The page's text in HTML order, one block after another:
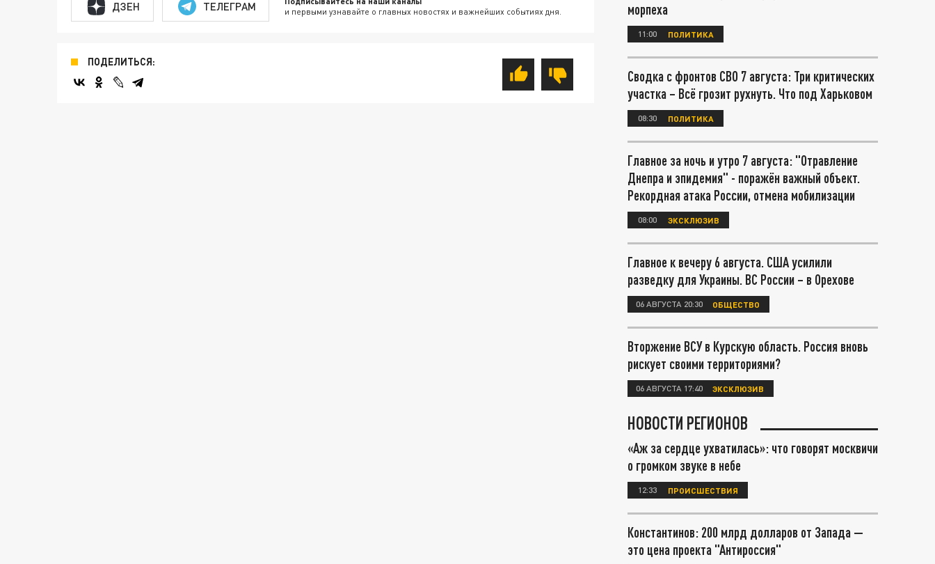
ДЗЕН ТЕЛЕГРАМ и первыми узнавайте о главных новостях и важнейших событиях дня.
ПОДЕЛИТЬСЯ:
морпеха
11:00 ПОЛИТИКА
Сводка с фронтов СВО 7 августа: Три критических
участка – Всё грозит рухнуть. Что под Харьковом
08:30 ПОЛИТИКА
Главное за ночь и утро 7 августа: "Отравление
Днепра и эпидемия" - поражён важный объект.
Рекордная атака России, отмена мобилизации
08:00 ЭКСКЛЮЗИВ
Главное к вечеру 6 августа. США усилили
разведку для Украины. ВС России – в Орехове
06 АВГУСТА 20:30 ОБЩЕСТВО
Вторжение ВСУ в Курскую область. Россия вновь
рискует своими территориями?
06 АВГУСТА 17:40 ЭКСКЛЮЗИВ
НОВОСТИ РЕГИОНОВ
«Аж за сердце ухватилась»: что говорят москвичи
о громком звуке в небе
12:33 ПРОИСШЕСТВИЯ
Константинов: 200 млрд долларов от Запада —
это цена проекта "Антироссия"